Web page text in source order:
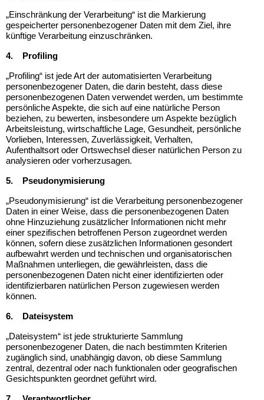
„Einschränkung der Verarbeitung“ ist die Markierung
gespeicherter personenbezogener Daten mit dem Ziel, ihre
künftige Verarbeitung einzuschränken.
4. Profiling
„Profiling“ ist jede Art der automatisierten Verarbeitung
personenbezogener Daten, die darin besteht, dass diese
personenbezogenen Daten verwendet werden, um bestimmte
persönliche Aspekte, die sich auf eine natürliche Person
beziehen, zu bewerten, insbesondere um Aspekte bezüglich
Arbeitsleistung, wirtschaftliche Lage, Gesundheit, persönliche
Vorlieben, Interessen, Zuverlässigkeit, Verhalten,
Aufenthaltsort oder Ortswechsel dieser natürlichen Person zu
analysieren oder vorherzusagen.
5. Pseudonymisierung
„Pseudonymisierung“ ist die Verarbeitung personenbezogener
Daten in einer Weise, dass die personenbezogenen Daten
ohne Hinzuziehung zusätzlicher Informationen nicht mehr
einer spezifischen betroffenen Person zugeordnet werden
können, sofern diese zusätzlichen Informationen gesondert
aufbewahrt werden und technischen und organisatorischen
Maßnahmen unterliegen, die gewährleisten, dass die
personenbezogenen Daten nicht einer identifizierten oder
identifizierbaren natürlichen Person zugewiesen werden
können.
6. Dateisystem
„Dateisystem“ ist jede strukturierte Sammlung
personenbezogener Daten, die nach bestimmten Kriterien
zugänglich sind, unabhängig davon, ob diese Sammlung
zentral, dezentral oder nach funktionalen oder geografischen
Gesichtspunkten geordnet geführt wird.